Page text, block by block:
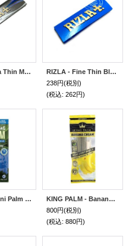
RIZLA - Extra Thin Micron キングサイズ スリム ペーパー 巻紙 108mm
RIZLA - Fine Thin Blue シングルサイズ ペーパー 巻紙 70mm
238円(税別)
(税込: 262円)
ZIG ZAG - Mini Palm Rolls Blueberry ジグザグ ミニパームロール ブルーベリー風味 2本入り
KING PALM - Banana Cream Pre-Rolled ナチュラルリーフラップ 2本入り
800円(税別)
(税込: 880円)